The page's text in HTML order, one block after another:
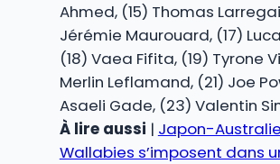
Ahmed, (15) Thomas
Jérémie Maurouard, (17)
(18) Vaea Fifita, (19) Tyrone
Merlin Leflamand, (21) Joe
Asaeli Gade, (23) Valentin
À lire aussi | Japon-
Wallabies s’imposent dans